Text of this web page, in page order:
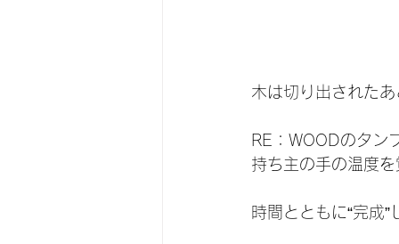
木は切り出された
RE：WOODのタン
持ち主の手の温度
時間とともに“完成